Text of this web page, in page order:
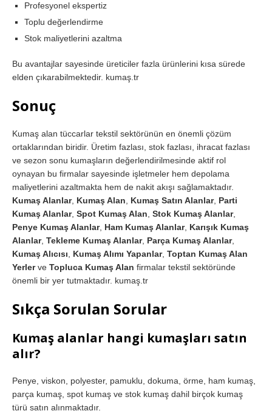
Profesyonel ekspertiz
Toplu değerlendirme
Stok maliyetlerini azaltma
Bu avantajlar sayesinde üreticiler fazla ürünlerini kısa sürede
elden çıkarabilmektedir. kumaş.tr
Sonuç
Kumaş alan tüccarlar tekstil sektörünün en önemli çözüm
ortaklarından biridir. Üretim fazlası, stok fazlası, ihracat fazlası
ve sezon sonu kumaşların değerlendirilmesinde aktif rol
oynayan bu firmalar sayesinde işletmeler hem depolama
maliyetlerini azaltmakta hem de nakit akışı sağlamaktadır.
Kumaş Alanlar, Kumaş Alan Kumaş Satın Alanlar, Parti
Kumaş Alanlar, Spot Kumaş Alan Stok Kumaş Alanlar,
Penye Kumaş Alanlar, Ham Kumaş Alanlar, Karışık Kumaş
Alanlar, Tekleme Kumaş Alanlar, Parça Kumaş Alanlar,
Kumaş Alıcısı
Kumaş Alımı Yapanlar, Toptan Kumaş Alan
Yerlerve Topluca Kumaş Alan firmalar tekstil sektöründe
önemli bir yer tutmaktadır. kumaş.tr
Sıkça Sorulan Sorular
Kumaş alanlar hangi kumaşları satın
alır?
Penye, viskon, polyester, pamuklu, dokuma, örme, ham kumaş,
parça kumaş, spot kumaş ve stok kumaş dahil birçok kumaş
türü satın alınmaktadır.